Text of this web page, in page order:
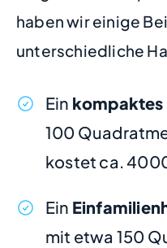
haben wir einige
unterschiedliche
Ein kompaktes
100
kostet ca.
Ein
mit etwa 150